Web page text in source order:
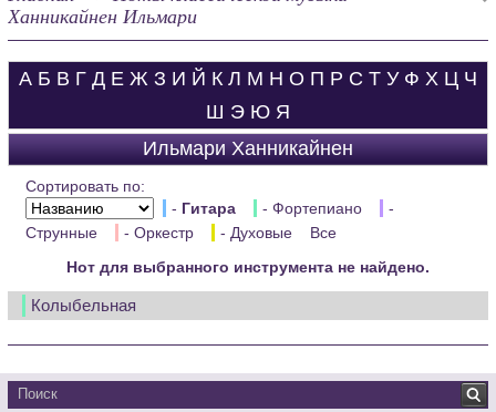
Ханникайнен Ильмари
А Б В Г Д Е Ж З И Й К Л М Н О П Р С Т У Ф Х Ц Ч
Ш Э Ю Я
Ильмари Ханникайнен
Сортировать по:
- Гитара - Фортепиано
-
Струнные
- Оркестр - Духовые
Все
Нот для выбранного инструмента не найдено.
Колыбельная